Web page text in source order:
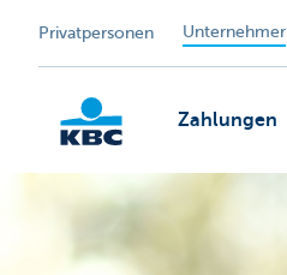
Privatpersonen Unternehmer
KBC
Zahlungen